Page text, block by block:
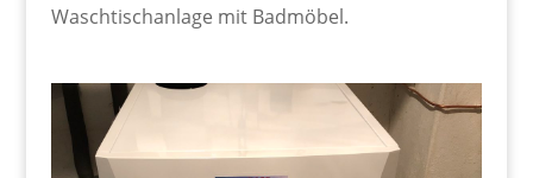
Waschtischanlage mit Badmöbel.